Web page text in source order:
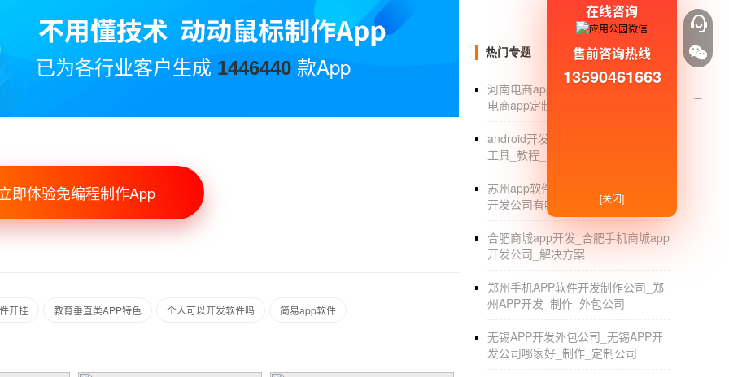
1.微信商家的营销是通过朋友圈，其实是一
微信小程序
是一种堪比APP的应用。其体
3.微信小程序受益线下实体店。其实这句话
员最缺乏的。没有自己的品牌，是无法长久发
营销，从而带来流量和销量的激增。
个人怎么免费做微信小程序小程序制
1.用微信商务相册APP工具的一个专用小功
2.在这个云相册中，您只需想要上传一些您
3.【方法一】:点击【我】，选择【我的小程
已为各行业客户生成 1446440 款App
即体验免编程制作App
开挂 教育垂直类APP特色 个人可以开发软件吗 简易app软件
热门专题
河南电商app开发公司有哪些_河南
电商app定制开发_排名
android开发入门_android app开发
工具_教程_平台
苏州app软件开发公司_苏州app软件
开发公司有哪些_价格
合肥商城app开发_合肥手机商城app
开发公司_解决方案
郑州手机APP软件开发制作公司_郑
州APP开发_制作_外包公司
无锡APP开发外包公司_无锡APP开
发公司哪家好_制作_定制公司
在线咨询
售前咨询热线
13590461663
[关闭]